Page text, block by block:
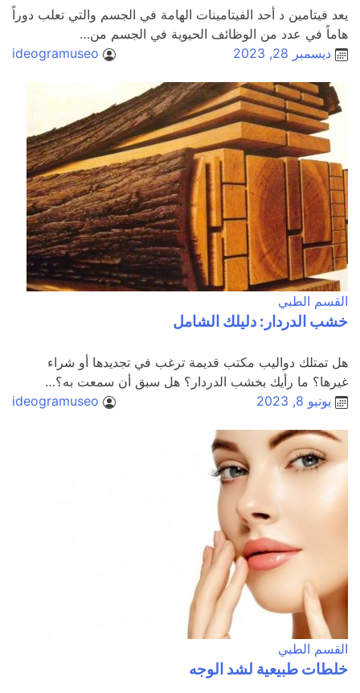
يعد فيتامين د أحد الفيتامينات الهامة في الجسم والتي تعلب دوراً
هاماً في عدد من الوظائف الحيوية في الجسم من…
ديسمبر 28, 2023
ideogramuseo
القسم الطبي
خشب الدردار: دليلك الشامل
هل تمتلك دواليب مكتب قديمة ترغب في تجديدها أو شراء
غيرها؟ ما رأيك بخشب الدردار؟ هل سبق أن سمعت به؟…
يونيو 8, 2023
ideogramuseo
القسم الطبي
خلطات طبيعية لشد الوجه